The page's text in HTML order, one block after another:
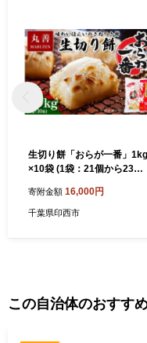
生切り餅「おらが一番」1kg
×10袋 (1袋：21個から23個
切り餅 [0510]
寄附金額 16,000円
千葉県印西市
この自治体のおすす